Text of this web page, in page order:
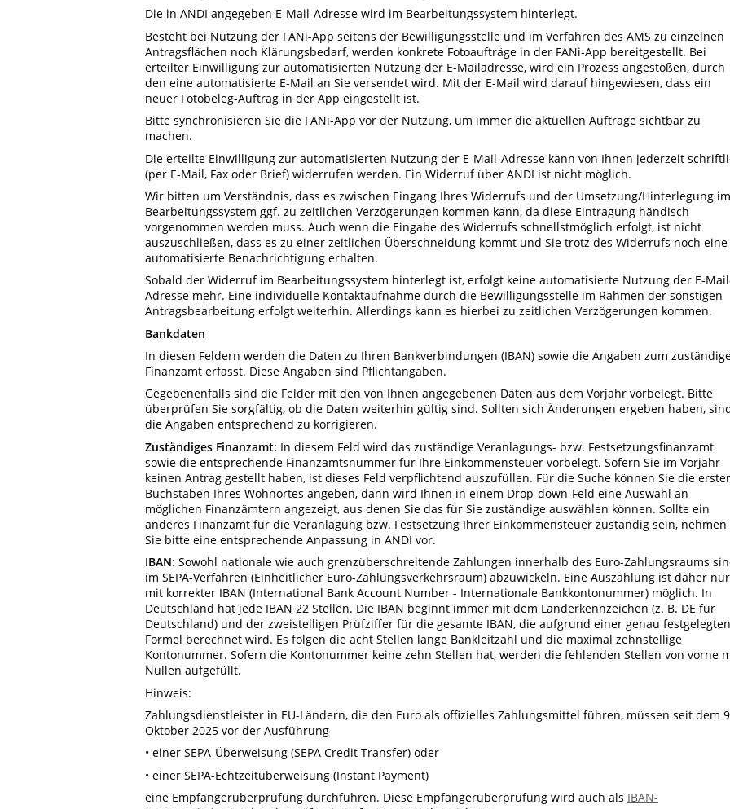
Die in ANDI angegeben E-Mail-Adresse wird im Bearbeitungssystem hinterlegt.
Besteht bei Nutzung der FANi-App seitens der Bewilligungsstelle und im Verfahren des AMS zu einzelnen
Antragsflächen noch Klärungsbedarf, werden konkrete Fotoaufträge in der FANi-App bereitgestellt. Bei
erteilter Einwilligung zur automatisierten Nutzung der E-Mailadresse, wird ein Prozess angestoßen, durch
den eine automatisierte E-Mail an Sie versendet wird. Mit der E-Mail wird darauf hingewiesen, dass ein
neuer Fotobeleg-Auftrag in der App eingestellt ist.
Bitte synchronisieren Sie die FANi-App vor der Nutzung, um immer die aktuellen Aufträge sichtbar zu
machen.
Die erteilte Einwilligung zur automatisierten Nutzung der E-Mail-Adresse kann von Ihnen jederzeit
(per E-Mail, Fax oder Brief) widerrufen werden. Ein Widerruf über ANDI ist nicht möglich.
Wir bitten um Verständnis, dass es zwischen Eingang Ihres Widerrufs und der Umsetzung/Hinterlegung im
Bearbeitungssystem ggf. zu zeitlichen Verzögerungen kommen kann, da diese Eintragung händisch
vorgenommen werden muss. Auch wenn die Eingabe des Widerrufs schnellstmöglich erfolgt, ist nicht
auszuschließen, dass es zu einer zeitlichen Überschneidung kommt und Sie trotz des Widerrufs noch eine
automatisierte Benachrichtigung erhalten.
Sobald der Widerruf im Bearbeitungssystem hinterlegt ist, erfolgt keine automatisierte Nutzung der E-
Adresse mehr. Eine individuelle Kontaktaufnahme durch die Bewilligungsstelle im Rahmen der sonstigen
Antragsbearbeitung erfolgt weiterhin. Allerdings kann es hierbei zu zeitlichen Verzögerungen kommen.
Bankdaten
In diesen Feldern werden die Daten zu Ihren Bankverbindungen (IBAN) sowie die Angaben zum
Finanzamt erfasst. Diese Angaben sind Pflichtangaben.
Gegebenenfalls sind die Felder mit den von Ihnen angegebenen Daten aus dem Vorjahr vorbelegt. Bitte
überprüfen Sie sorgfältig, ob die Daten weiterhin gültig sind. Sollten sich Änderungen ergeben haben,
die Angaben entsprechend zu korrigieren.
Zuständiges Finanzamt: In diesem Feld wird das zuständige Veranlagungs- bzw. Festsetzungsfinanzamt
sowie die entsprechende Finanzamtsnummer für Ihre Einkommensteuer vorbelegt. Sofern Sie im Vorjahr
keinen Antrag gestellt haben, ist dieses Feld verpflichtend auszufüllen. Für die Suche können Sie die
Buchstaben Ihres Wohnortes angeben, dann wird Ihnen in einem Drop-down-Feld eine Auswahl an
möglichen Finanzämtern angezeigt, aus denen Sie das für Sie zuständige auswählen können. Sollte ein
anderes Finanzamt für die Veranlagung bzw. Festsetzung Ihrer Einkommensteuer zuständig sein, nehmen
Sie bitte eine entsprechende Anpassung in ANDI vor.
IBAN: Sowohl nationale wie auch grenzüberschreitende Zahlungen innerhalb des Euro-Zahlungsraums
im SEPA-Verfahren (Einheitlicher Euro-Zahlungsverkehrsraum) abzuwickeln. Eine Auszahlung ist daher nur
mit korrekter IBAN (International Bank Account Number - Internationale Bankkontonummer) möglich. In
Deutschland hat jede IBAN 22 Stellen. Die IBAN beginnt immer mit dem Länderkennzeichen (z. B. DE für
Deutschland) und der zweistelligen Prüfziffer für die gesamte IBAN, die aufgrund einer genau festgelegten
Formel berechnet wird. Es folgen die acht Stellen lange Bankleitzahl und die maximal zehnstellige
Kontonummer. Sofern die Kontonummer keine zehn Stellen hat, werden die fehlenden Stellen von vorne
Nullen aufgefüllt.
Hinweis:
Zahlungsdienstleister in EU-Ländern, die den Euro als offizielles Zahlungsmittel führen, müssen seit dem
Oktober 2025 vor der Ausführung
• einer SEPA-Überweisung (SEPA Credit Transfer) oder
• einer SEPA-Echtzeitüberweisung (Instant Payment)
eine Empfängerüberprüfung durchführen. Diese Empfängerüberprüfung wird auch als IBAN-